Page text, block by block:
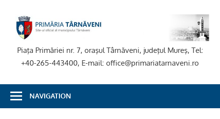
content
Piaţa Primăriei nr. 7, oraşul Târnăveni, judeţul Mureş, Tel:
+40-265-443400, E-mail: office@primariatarnaveni.ro
NAVIGATION